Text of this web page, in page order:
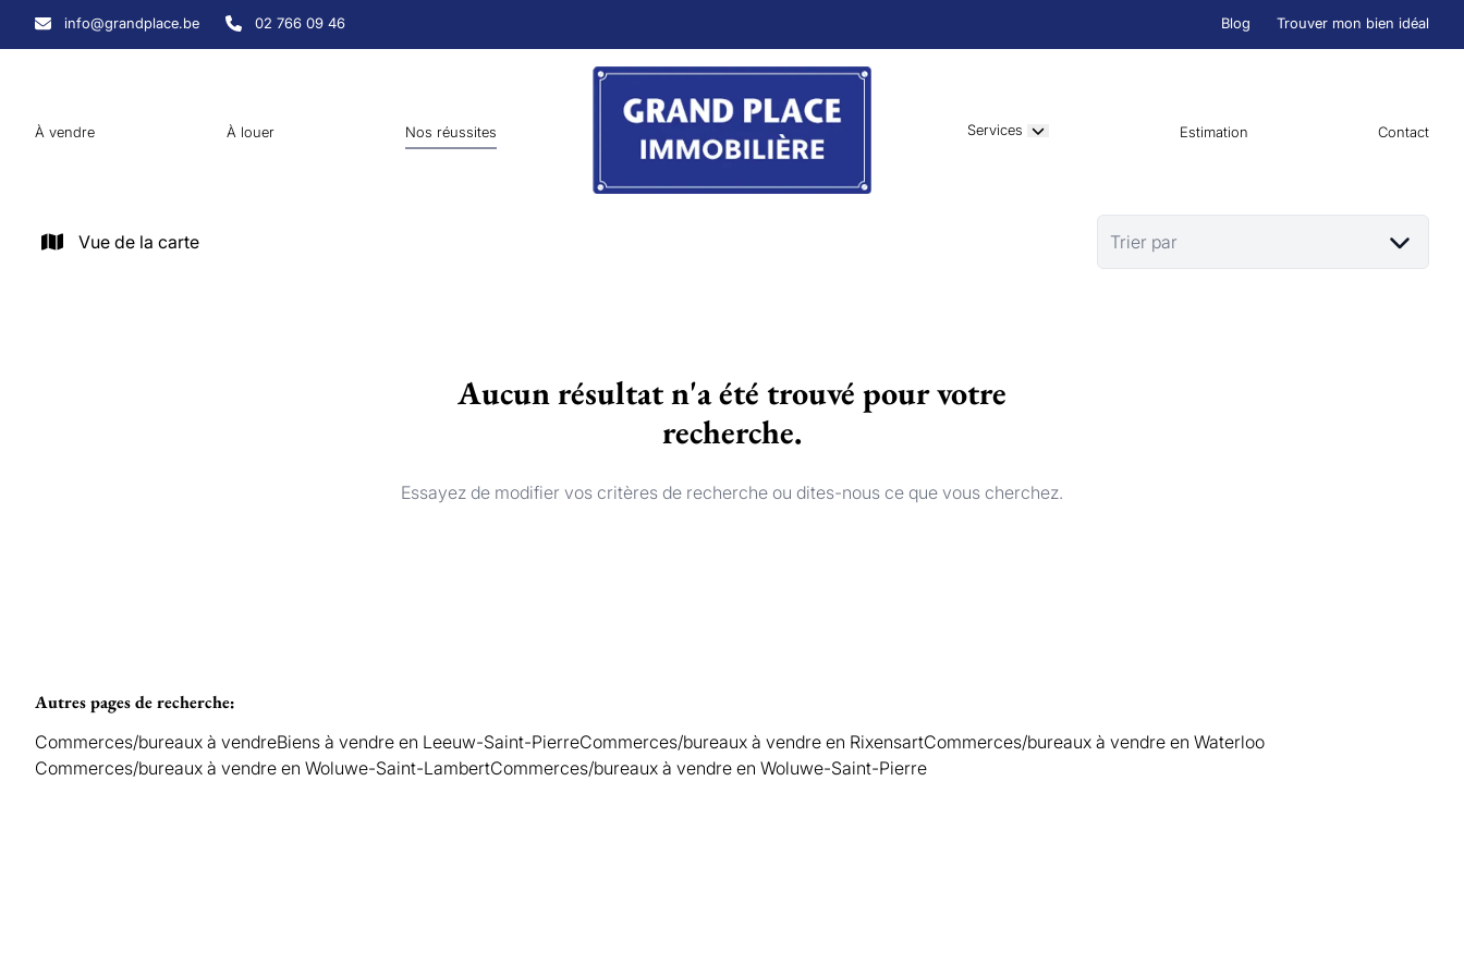
Aller au contenu principal
info@grandplace.be 02 766 09 46 Blog Trouver mon bien idéal
À vendre À louer Nos réussites Services Estimation Contact
Vue de la carte Trier par
Aucun résultat n'a été trouvé pour votre
recherche.
Essayez de modifier vos critères de recherche ou dites-nous ce que vous cherchez.
Autres pages de recherche:
Commerces/bureaux à vendreBiens à vendre en Leeuw-Saint-PierreCommerces/bureaux à vendre en RixensartCommerces/bureaux à vendre en Waterloo
Commerces/bureaux à vendre en Woluwe-Saint-LambertCommerces/bureaux à vendre en Woluwe-Saint-Pierre